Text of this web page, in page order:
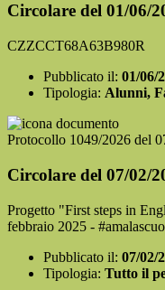
Circolare del 01/06/
CZZCCT68A63B980R
Pubblicato il: 01/06/
Tipologia: Alunni,
Protocollo 1049/2026 del
Circolare del 07/02/
Progetto "First steps in
febbraio 2025 -
Pubblicato il: 07/02/
Tipologia: Tutto il